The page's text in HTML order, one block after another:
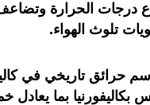
درجات الحرارة وتضاعف
تلوث الهواء.
أدى موسم حرائق تاريخي
بكاليفورنيا بما